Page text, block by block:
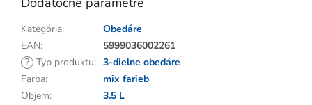
Kategória:
Obedáre
EAN:
5999036002261
? Typ produktu: 3-dielne obedáre
Farba:
mix farieb
Objem:
3.5 L